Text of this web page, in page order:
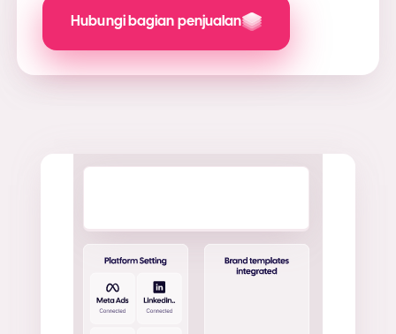
Hubungi bagian penjualan